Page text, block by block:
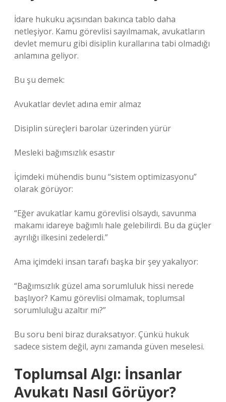
İdare hukuku açısından bakınca tablo daha
netleşiyor. Kamu görevlisi sayılmamak, avukatların
devlet memuru gibi disiplin kurallarına tabi olmadığı
anlamına geliyor.
Bu şu demek:
Avukatlar devlet adına emir almaz
Disiplin süreçleri barolar üzerinden yürür
Mesleki bağımsızlık esastır
İçimdeki mühendis bunu “sistem optimizasyonu”
olarak görüyor:
“Eğer avukatlar kamu görevlisi olsaydı, savunma
makamı idareye bağımlı hale gelebilirdi. Bu da güçler
ayrılığı ilkesini zedelerdi.”
Ama içimdeki insan tarafı başka bir şey yakalıyor:
“Bağımsızlık güzel ama sorumluluk hissi nerede
başlıyor? Kamu görevlisi olmamak, toplumsal
sorumluluğu azaltır mı?”
Bu soru beni biraz duraksatıyor. Çünkü hukuk
sadece sistem değil, aynı zamanda güven meselesi.
Toplumsal Algı: İnsanlar
Avukatı Nasıl Görüyor?